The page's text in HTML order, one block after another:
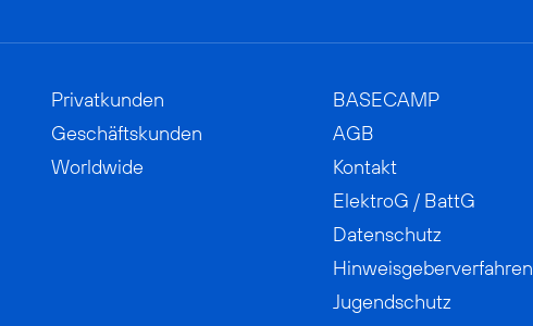
Privatkunden
Geschäftskunden
Worldwide
BASECAMP
AGB
Kontakt
ElektroG / BattG
Datenschutz
Hinweisgeberverfahren
Jugendschutz